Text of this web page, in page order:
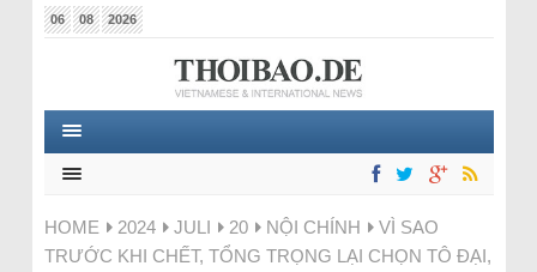
06 08 2026
HOME 2024 JULI 20 NỘI CHÍNH
VÌ SAO
TRƯỚC KHI CHẾT, TỔNG TRỌNG LẠI CHỌN TÔ ĐẠI,